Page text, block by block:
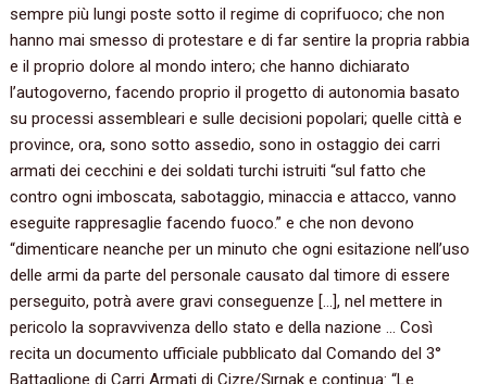
sempre più lungi poste sotto il regime di coprifuoco‭; ‬che non
hanno mai smesso di protestare e di far sentire la propria rabbia
e il proprio dolore al mondo intero‭; ‬che hanno dichiarato
l’autogoverno,‭ ‬facendo proprio il progetto di autonomia basato
su processi assembleari e sulle decisioni popolari‭; ‬quelle città e
province,‭ ‬ora,‭ ‬sono sotto assedio,‭ ‬sono in ostaggio dei carri
armati dei cecchini e dei soldati turchi istruiti‭ “‬sul fatto che
contro ogni imboscata,‭ ‬sabotaggio,‭ ‬minaccia e attacco,‭ ‬vanno
eseguite rappresaglie facendo fuoco.‭” ‬e che non devono‭
“‬dimenticare neanche per un minuto che ogni esitazione nell’uso
delle armi da parte del personale causato dal timore di essere
perseguito,‭ ‬potrà avere gravi conseguenze‭ [‬…‭]‬,‭ ‬nel mettere in
pericolo la sopravvivenza dello stato e della nazione‭ ‬…‭ ‬Così
recita un documento ufficiale pubblicato dal Comando del‭ ‬3°‭
‬Battaglione di Carri Armati di Cizre/Şırnak e continua:‭ “‬Le